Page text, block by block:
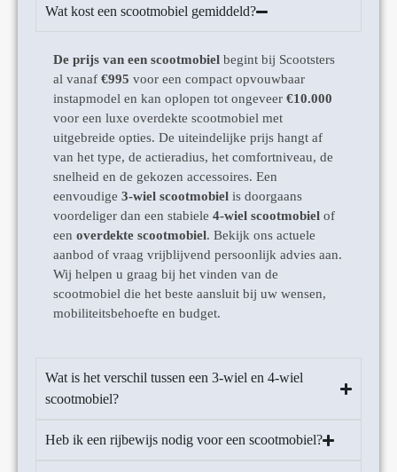
Wat kost een scootmobiel gemiddeld?
De prijs van een scootmobiel begint bij Scootsters
al vanaf €995 voor een compact opvouwbaar
instapmodel en kan oplopen tot ongeveer €10.000
voor een luxe overdekte scootmobiel met
uitgebreide opties. De uiteindelijke prijs hangt af
van het type, de actieradius, het comfortniveau, de
snelheid en de gekozen accessoires. Een
eenvoudige 3-wiel scootmobiel is doorgaans
voordeliger dan een stabiele 4-wiel scootmobiel of
een overdekte scootmobiel. Bekijk ons actuele
aanbod of vraag vrijblijvend persoonlijk advies aan.
Wij helpen u graag bij het vinden van de
scootmobiel die het beste aansluit bij uw wensen,
mobiliteitsbehoefte en budget.
Wat is het verschil tussen een 3-wiel en 4-wiel
scootmobiel?
Heb ik een rijbewijs nodig voor een scootmobiel?